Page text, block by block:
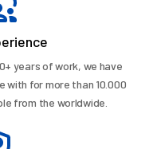
years of work, we have
with for more than 10.000
from the worldwide.